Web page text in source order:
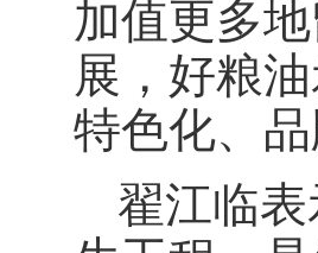
加值更多
展，好粮
特色化、
翟江临表